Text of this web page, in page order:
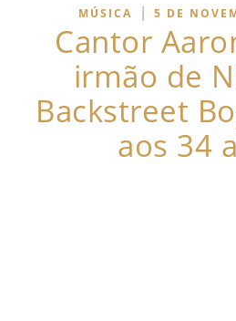
MÚSICA | 5 DE
Cantor
irmão de
Backstreet
aos 34